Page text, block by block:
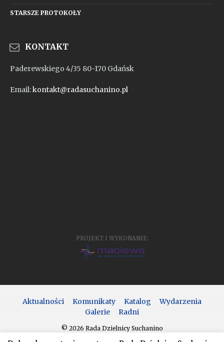
STARSZE PROTOKOŁY
KONTAKT
Paderewskiego 4/35 80-170 Gdańsk
Email:kontakt@radasuchanino.pl
PROJEKT I WYKONANIE:
Aktualności Komunikaty Katalog
Wydarzenia
Galerie
Radni
© 2026 Rada Dzielnicy Suchanino